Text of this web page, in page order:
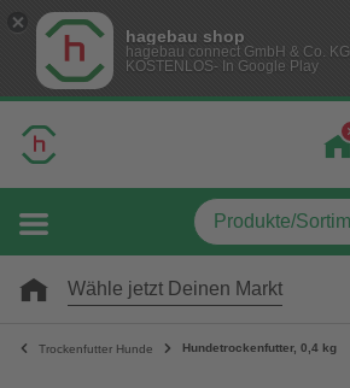
hagebau shop
hagebau connect GmbH & Co. KG
KOSTENLOS- In Google Play
Wähle jetzt Deinen Markt
Trockenfutter Hunde Hundetrockenfutter, 0,4 kg